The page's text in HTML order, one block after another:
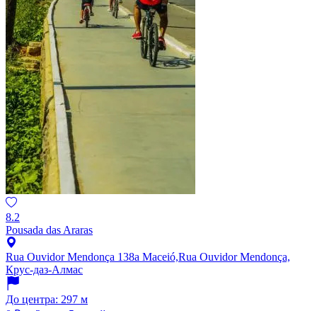
8.2
Pousada das Araras
Rua Ouvidor Mendonça 138a Maceió,Rua Ouvidor Mendonça,
Крус-даз-Алмас
До центра: 297 м